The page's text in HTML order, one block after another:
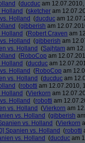
(ducduc am
Holland (sketcher am
Holland (ducduc am
(gibberish am
Holland (Robert Craven am
Holland (gibberish am
vs. Holland (Sajhtam am
(RoboCop am
Holland (ducduc am
Holland (RoboCop am
vs. Holland (ducduc am
(robotti am 12.07.2010,
Holland (Vierkorn am
Holland (robotti am
vs. Holland (Vierkorn am
vs. Holland (gibberish
vs. Holland (Vierkorn
Spanien vs. Holland (robotti
vs. Holland (ducduc am